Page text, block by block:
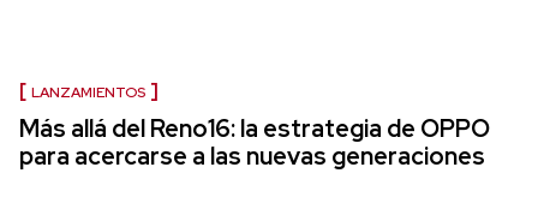
LANZAMIENTOS
Más allá del Reno16: la estrategia de OPPO
para acercarse a las nuevas generaciones